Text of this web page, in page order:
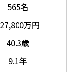
565名
万円
40.3歳
9.1年